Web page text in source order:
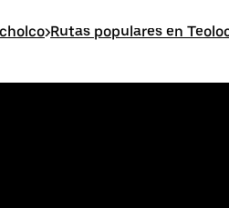
>Rutas populares en